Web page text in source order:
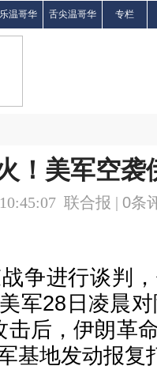
温哥华 舌尖温哥华 专栏
！美军空袭
联合报 | 0条
争进行谈判
军28日凌晨
击后，伊朗革
基地发动报复